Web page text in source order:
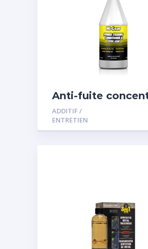
Anti-fuite
pour direction
assistée
ADDITIF /
ENTRETIEN